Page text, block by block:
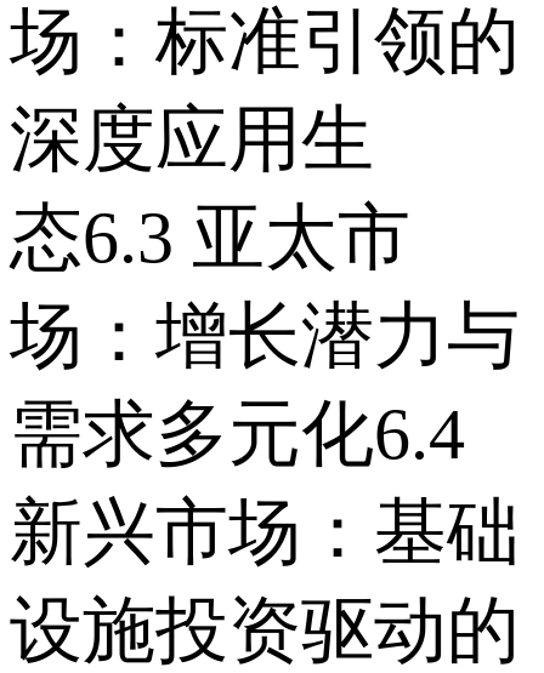
场：标准引领的
深度应用生
态 6.3 亚太市
场：增长潜力与
需求多元化 6.4
新兴市场：基础
设施投资驱动的